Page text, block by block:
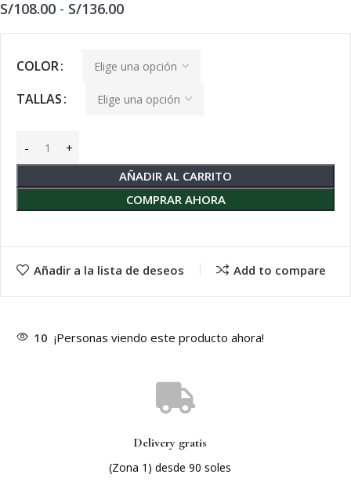
S/108.00 - S/136.00
COLOR
TALLAS
AÑADIR AL CARRITO
COMPRAR AHORA
Añadir a la lista de deseos Add to compare
10 ¡Personas viendo este producto ahora!
Delivery gratis
(Zona 1) desde 90 soles